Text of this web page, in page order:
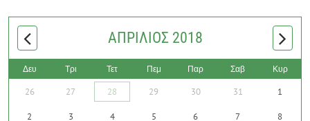
ΑΠΡΊΛΙΟΣ 2018
Δευ Τρι Τετ Πεμ Παρ Σαβ Κυρ
26 27 28 29 30 31 1
2 3 4 5 6 7 8